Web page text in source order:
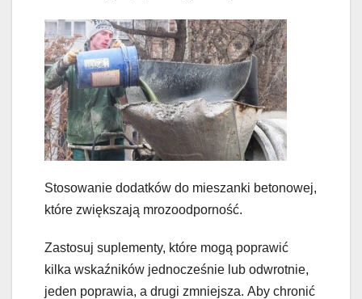
Stosowanie dodatków do mieszanki betonowej,
które zwiększają mrozoodporność.
Zastosuj suplementy, które mogą poprawić
kilka wskaźników jednocześnie lub odwrotnie,
jeden poprawia, a drugi zmniejsza. Aby chronić